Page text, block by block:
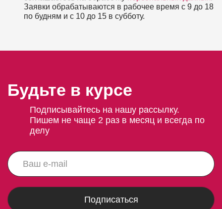
Заявки обрабатываются в рабочее время с 9 до 18
по будням и с 10 до 15 в субботу.
Будьте в курсе
Подписывайтесь на нашу рассылку.
Пишем не чаще 2 раз в месяц и всегда по
делу
Подписаться